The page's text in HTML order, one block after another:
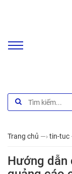
Trang chủ —›tin-tuc
Hướng dẫn